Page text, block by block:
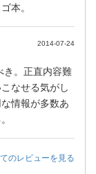
本。
2014-07-24
き。正直内容難
なせる気がし
情報が多数あ
のレビューを見る